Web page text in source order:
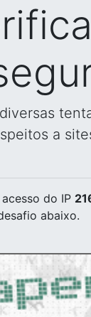
a
do IP
abaixo.